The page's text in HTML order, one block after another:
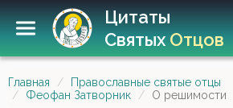
Цитаты
СвятыхОтцов
Главная
Православные святые отцы
Феофан Затворник
О решимости